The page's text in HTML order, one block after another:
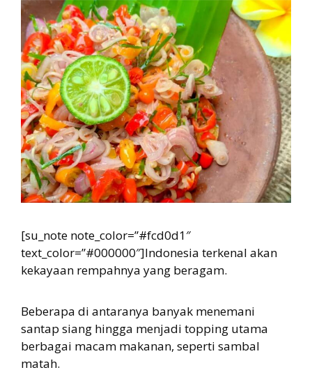
[su_note note_color=”#fcd0d1″
text_color=”#000000″]Indonesia terkenal akan
kekayaan rempahnya yang beragam.
Beberapa di antaranya banyak menemani
santap siang hingga menjadi topping utama
berbagai macam makanan, seperti sambal
matah.